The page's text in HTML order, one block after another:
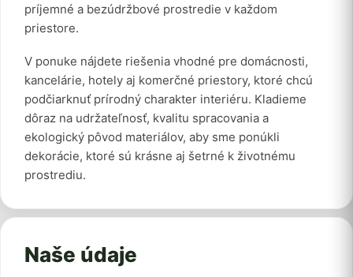
príjemné a bezúdržbové prostredie v každom
priestore.
V ponuke nájdete riešenia vhodné pre domácnosti,
kancelárie, hotely aj komerčné priestory, ktoré chcú
podčiarknuť prírodný charakter interiéru. Kladieme
dôraz na udržateľnosť, kvalitu spracovania a
ekologický pôvod materiálov, aby sme ponúkli
dekorácie, ktoré sú krásne aj šetrné k životnému
prostrediu.
Naše údaje